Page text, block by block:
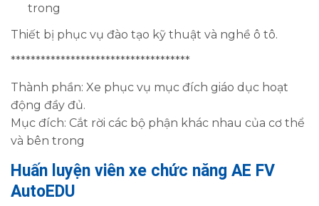
trong
Thiết bị phục vụ đào tạo kỹ thuật và nghề ô tô.
************************************
Thành phần: Xe phục vụ mục đích giáo dục hoạt
động đầy đủ.
Mục đích: Cắt rời các bộ phận khác nhau của cơ thể
và bên trong
Huấn luyện viên xe chức năng AE FV
AutoEDU